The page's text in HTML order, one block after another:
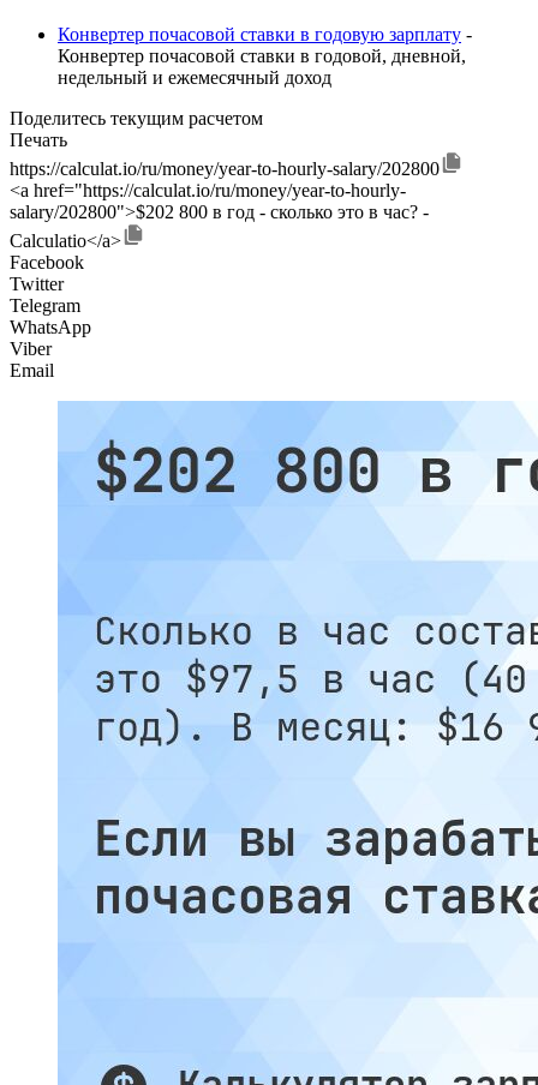
Конвертер почасовой ставки в годовую зарплату -
Конвертер почасовой ставки в годовой, дневной,
недельный и ежемесячный доход
Поделитесь текущим расчетом
Печать
https://calculat.io/ru/money/year-to-hourly-salary/202800
<a href="https://calculat.io/ru/money/year-to-hourly-
salary/202800">$202 800 в год - сколько это в час? -
Calculatio</a>
Facebook
Twitter
Telegram
WhatsApp
Viber
Email